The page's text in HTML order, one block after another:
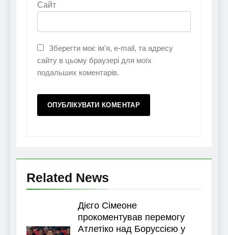
Сайт
Зберегти моє ім'я, e-mail, та адресу
сайту в цьому браузері для моїх
подальших коментарів.
Related News
Дієго Сімеоне
прокоментував перемогу
Атлетіко над Боруссією у